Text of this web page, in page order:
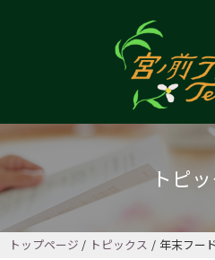
トピ
トップページ トピックス 年末フー